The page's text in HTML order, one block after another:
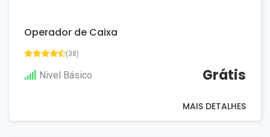
Operador de Caixa
(38)
Nivel Básico Grátis
MAIS DETALHES